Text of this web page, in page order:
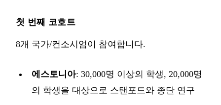
첫 번째 코호트
8개 국가/컨소시엄이 참여합니다.
에스토니아: 30,000명 이상의 학생, 20,000명
의 학생을 대상으로 스탠포드와 종단 연구